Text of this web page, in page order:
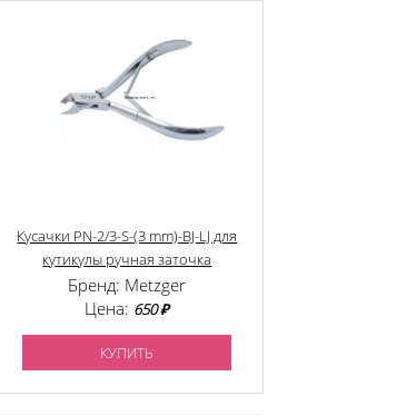
Кусачки PN-2/3-S-(3 mm)-BJ-LJ для
кутикулы ручная заточка
Бренд: Metzger
Цена: 650 ₽
КУПИТЬ